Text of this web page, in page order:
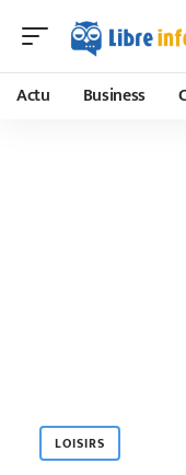
Actu Business
LOISIRS